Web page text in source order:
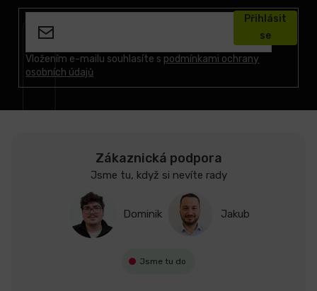
Vložením e-mailu souhlasíte s podmínkami ochrany
osobních údajů
Přihlásit
se
Zákaznická podpora
Jsme tu, když si nevíte rady
Dominik Jakub
Jsme tu do